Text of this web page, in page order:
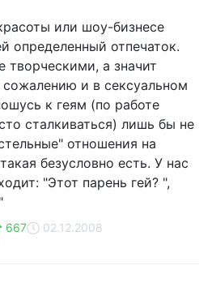
или шоу-бизнесе
определенный отпечаток.
творческими, а значит
и в сексуальном
к геям (по работе
сталкиваться) лишь бы не
отношения на
безусловно есть. У нас
"Этот парень гей? ",
667 02.12.2008